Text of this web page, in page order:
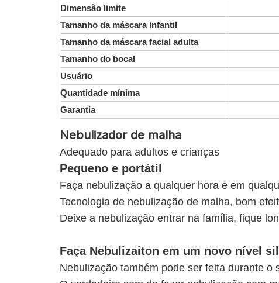
Dimensão limite
Tamanho da máscara infantil
Tamanho da máscara facial adulta
Tamanho do bocal
Usuário
Quantidade mínima
Garantia
Nebulizador de malha
Adequado para adultos e crianças
Pequeno e portátil
Faça nebulização a qualquer hora e em
Tecnologia de nebulização de malha, bom
Deixe a nebulização entrar na família, fique
Faça Nebulizaiton em um novo nível
Nebulização também pode ser feita durante o